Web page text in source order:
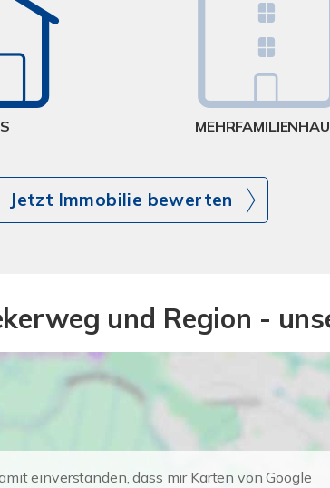
Jetzt Immobilie bewerten
und Region -
einverstanden, dass mir Karten von Google